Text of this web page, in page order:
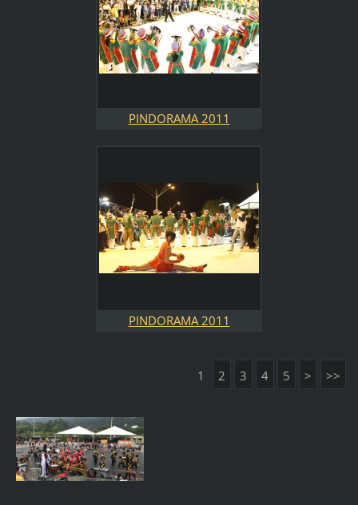
PINDORAMA 2011
PINDORAMA 2011
1 2 3 4 5 > >>